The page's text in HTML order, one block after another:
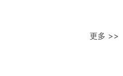
更多 >>